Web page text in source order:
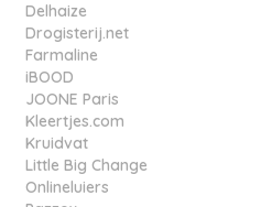
Delhaize
Drogisterij.net
Farmaline
iBOOD
JOONE Paris
Kleertjes.com
Kruidvat
Little Big Change
Onlineluiers